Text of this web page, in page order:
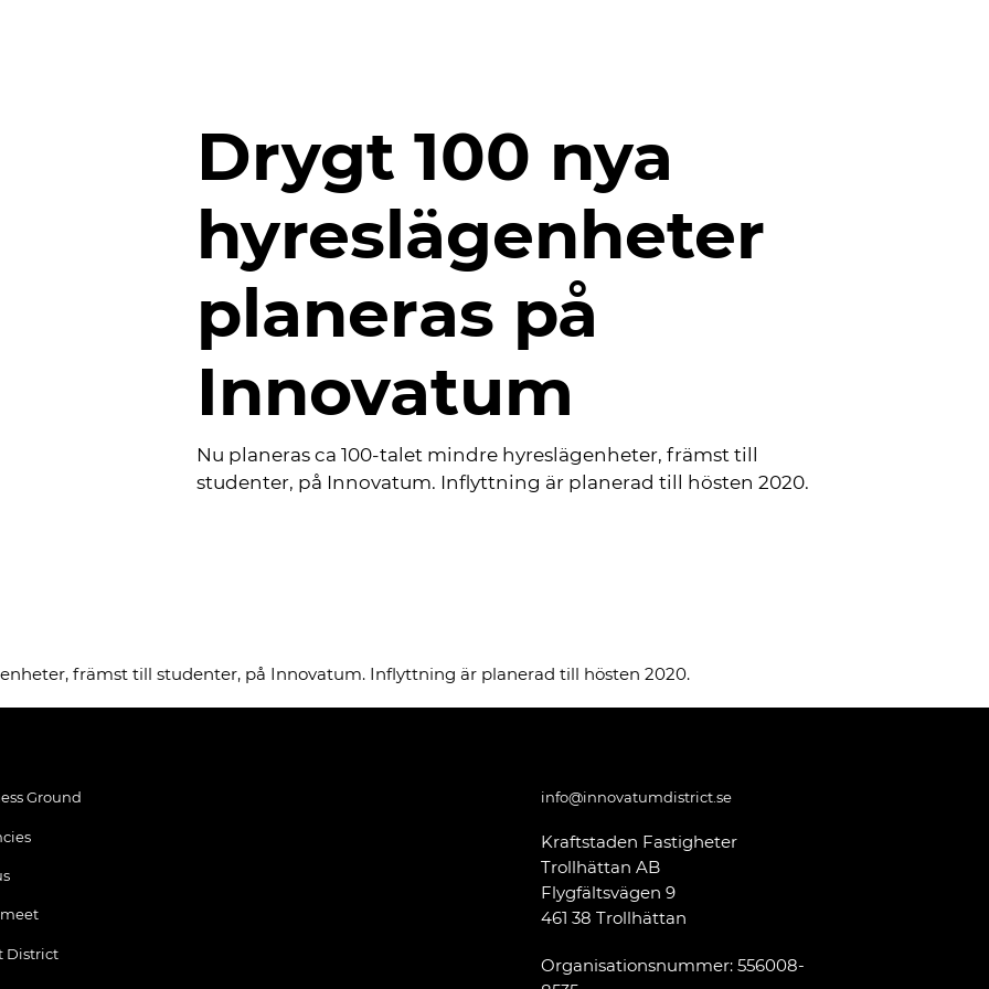
Drygt 100 nya
hyreslägenheter
planeras på
Innovatum
Nu planeras ca 100-talet mindre hyreslägenheter, främst till
studenter, på Innovatum. Inflyttning är planerad till hösten 2020.
främst till studenter, på Innovatum. Inflyttning är planerad till hösten 2020.
Ground
District
info@innovatumdistrict.se
Kraftstaden Fastigheter
Trollhättan AB
Flygfältsvägen 9
461 38 Trollhättan
Organisationsnummer: 556008-